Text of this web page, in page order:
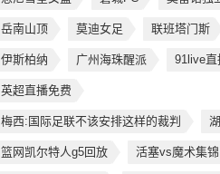
岳南山顶 莫迪女足 联班塔门斯
伊斯柏纳 广州海珠醒派 91live直
英超直播免费
梅西:国际足联不该安排这样的裁判
篮网凯尔特人g5回放 活塞vs魔术集锦